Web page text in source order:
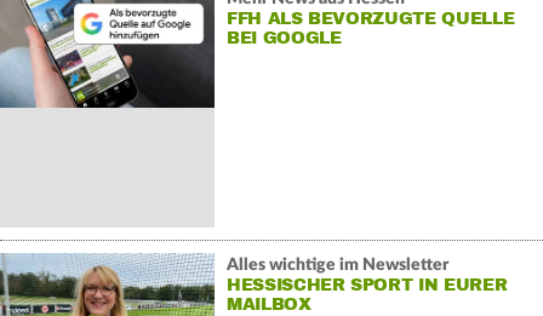
FFH ALS BEVORZUGTE QUELLE
BEI GOOGLE
Alles wichtige im Newsletter
HESSISCHER SPORT IN EURER
MAILBOX